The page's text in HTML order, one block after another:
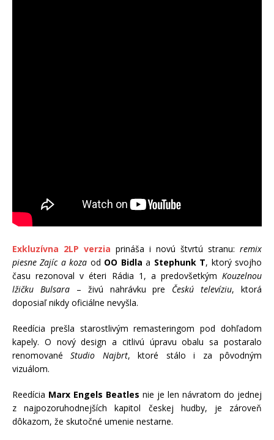
Exkluzívna 2LP verzia prináša i novú štvrtú stranu: remix
piesne Zajíc a koza od OO Bidla a Stephunk T, ktorý svojho
času rezonoval v éteri Rádia 1, a predovšetkým Kouzelnou
lžičku Bulsara– živú nahrávku pre Českú televíziu, ktorá
doposiaľ nikdy oficiálne nevyšla.
Reedícia prešla starostlivým remasteringom pod dohľadom
kapely. O nový design a citlivú úpravu obalu sa postaralo
renomovanéStudio Najbrt, ktoré stálo i za pôvodným
vizuálom.
Reedícia Marx Engels Beatles nie je len návratom do jednej
z najpozoruhodnejších kapitol českej hudby, je zároveň
dôkazom, že skutočné umenie nestarne.